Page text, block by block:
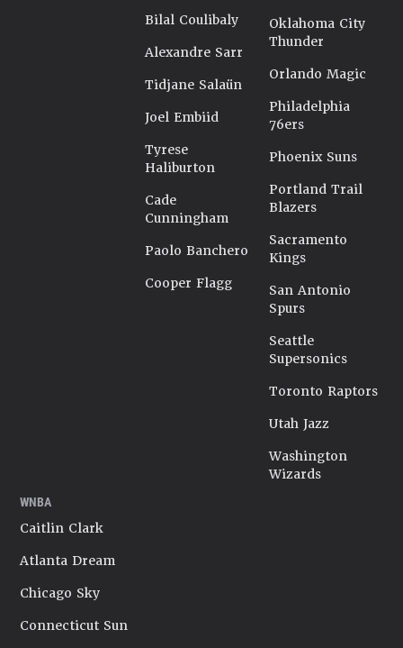
Bilal Coulibaly
Alexandre Sarr
Tidjane Salaün
Joel Embiid
Tyrese
Haliburton
Cade
Cunningham
Paolo Banchero
Cooper Flagg
Oklahoma City
Thunder
Orlando Magic
Philadelphia
76ers
Phoenix Suns
Portland Trail
Blazers
Sacramento
Kings
San Antonio
Spurs
Seattle
Supersonics
Toronto Raptors
Utah Jazz
Washington
Wizards
WNBA
Caitlin Clark
Atlanta Dream
Chicago Sky
Connecticut Sun